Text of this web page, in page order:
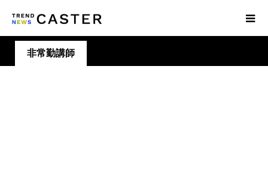
非常勤講師